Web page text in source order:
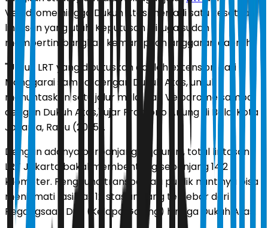
Velodrome hingga Dukuh Atas menjadi satu kesatuan
lintasan yang utuh. Keputusan ini juga sudah
mempertimbangkan kemampuan anggaran daerah.
"Untuk LRT yang diputuskan adalah extension dari
Manggarai sampai dengan Dukuh Atas, untuk
menuntaskan satu jalur mulai dari Velodrome sampai
dengan Dukuh Atas," ujar Pramono Anung di Balai Kota
Jakarta, Rabu (20/5).
Dengan adanya perpanjangan jalur ini, total lintasan
LRT Jakarta bakal membentang sepanjang 14,2
kilometer. Pengguna transportasi publik nantinya bisa
menikmati fasilitas 12 stasiun yang tersebar dari
Pegangsaan Dua (Kelapa Gading) hingga Dukuh Atas.